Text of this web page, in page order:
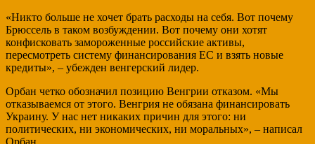
«Никто больше не хочет брать расходы на себя. Вот почему
Брюссель в таком возбуждении. Вот почему они хотят
конфисковать замороженные российские активы,
пересмотреть систему финансирования ЕС и взять новые
кредиты», – убежден венгерский лидер.
Орбан четко обозначил позицию Венгрии отказом. «Мы
отказываемся от этого. Венгрия не обязана финансировать
Украину. У нас нет никаких причин для этого: ни
политических, ни экономических, ни моральных», – написал
Орбан.